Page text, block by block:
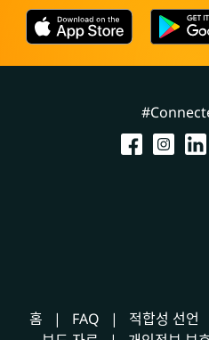
홈 FAQ 적합성 선언